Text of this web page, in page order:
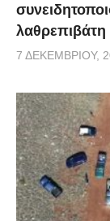
λαθρεπιβάτη
7 ΔΕΚΕΜΒΡΊΟΥ,